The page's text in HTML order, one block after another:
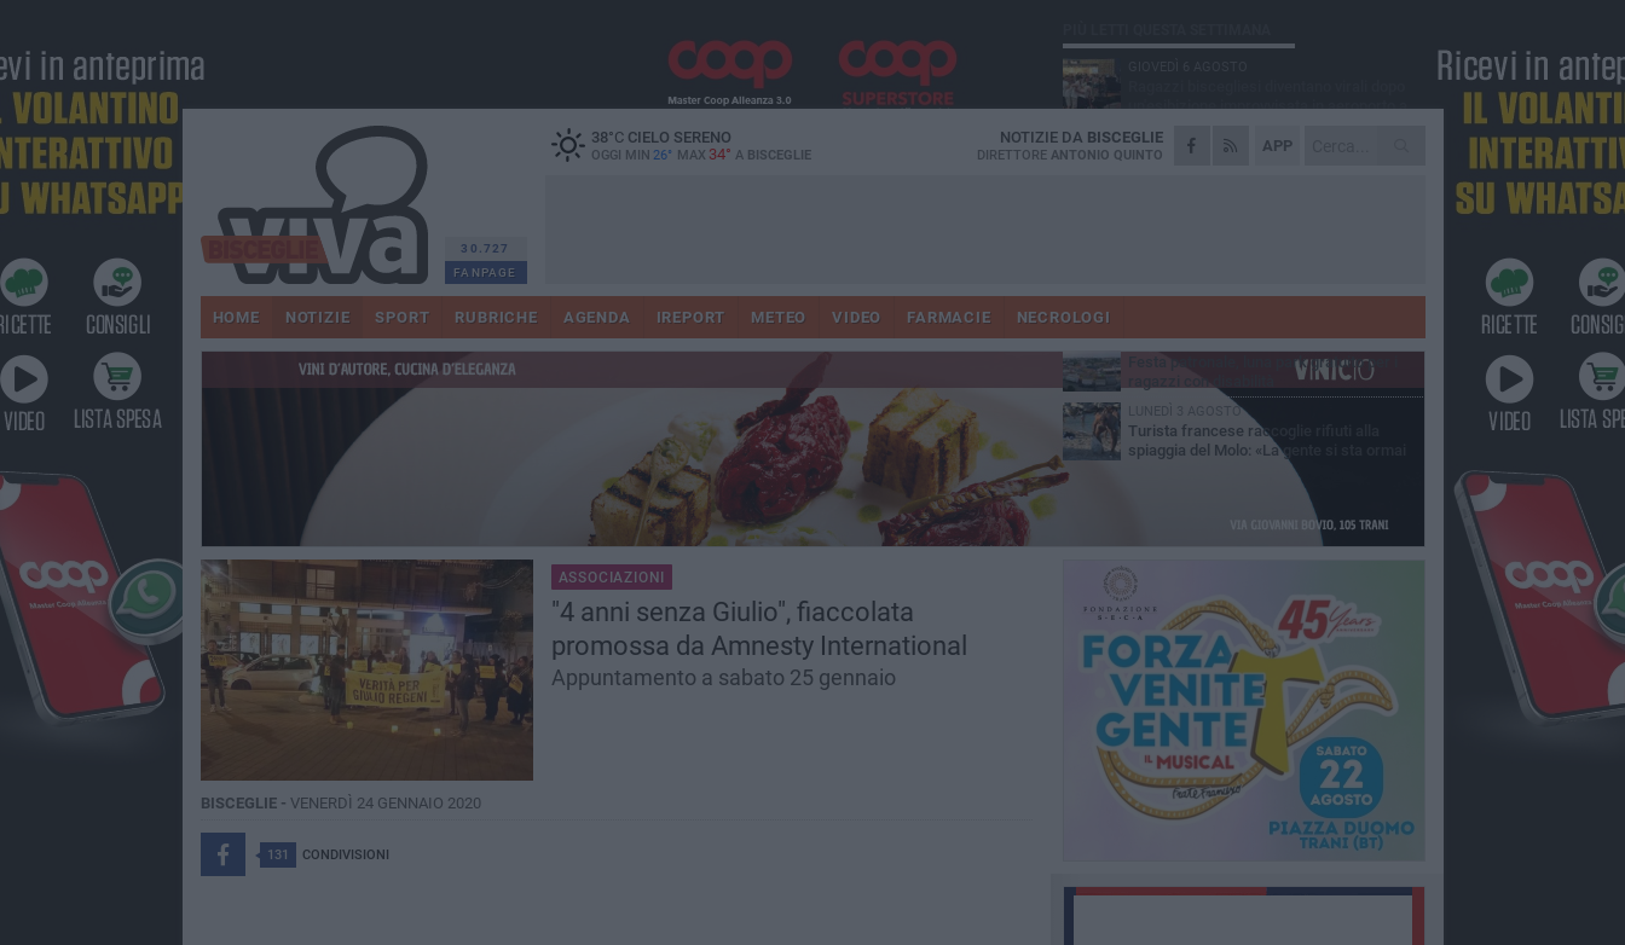
30.727
FANPAGE
38°CCIELO SERENO
OGGI MIN 26° MAX 34° A BISCEGLIE
APP
NOTIZIE DA BISCEGLIE
DIRETTORE ANTONIO QUINTO
HOME NOTIZIE SPORT RUBRICHE AGENDA IREPORT METEO VIDEO FARMACIE NECROLOGI
ASSOCIAZIONI
"4 anni senza Giulio", fiaccolata
promossa da Amnesty International
Appuntamento a sabato 25 gennaio
BISCEGLIE - VENERDÌ 24 GENNAIO 2020
131 CONDIVISIONI
un'esibizione improvvisata in aeroporto a
MARTEDÌ 4 AGOSTO
Emergenza caldo, il Comune di Bisceglie
Due auto incendiate nella notte in via Dieta
MERCOLEDÌ 5 AGOSTO
Festa patronale, luna park gratuito per i
LUNEDÌ 3 AGOSTO
Turista francese raccoglie rifiuti alla
spiaggia del Molo: «La gente si sta ormai
abituando»